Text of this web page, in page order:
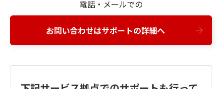
電話・メールでの
お問い合わせはサポートの詳細へ